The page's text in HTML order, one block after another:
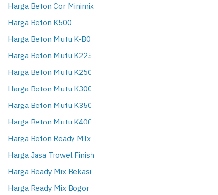
Harga Beton Cor Minimix
Harga Beton K500
Harga Beton Mutu K-B0
Harga Beton Mutu K225
Harga Beton Mutu K250
Harga Beton Mutu K300
Harga Beton Mutu K350
Harga Beton Mutu K400
Harga Beton Ready MIx
Harga Jasa Trowel Finish
Harga Ready Mix Bekasi
Harga Ready Mix Bogor